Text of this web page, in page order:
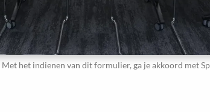
Met het indienen van dit formulier, ga je akkoord met